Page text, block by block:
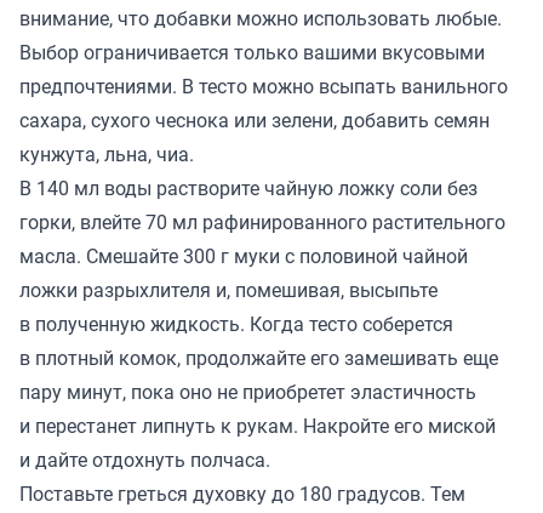
внимание, что добавки можно использовать любые.
Выбор ограничивается только вашими вкусовыми
предпочтениями. В тесто можно всыпать ванильного
сахара, сухого чеснока или зелени, добавить семян
кунжута, льна, чиа.
В 140 мл воды растворите чайную ложку соли без
горки, влейте 70 мл рафинированного растительного
масла. Смешайте 300 г муки с половиной чайной
ложки разрыхлителя и, помешивая, высыпьте
в полученную жидкость. Когда тесто соберется
в плотный комок, продолжайте его замешивать еще
пару минут, пока оно не приобретет эластичность
и перестанет липнуть к рукам. Накройте его миской
и дайте отдохнуть полчаса.
Поставьте греться духовку до 180 градусов. Тем